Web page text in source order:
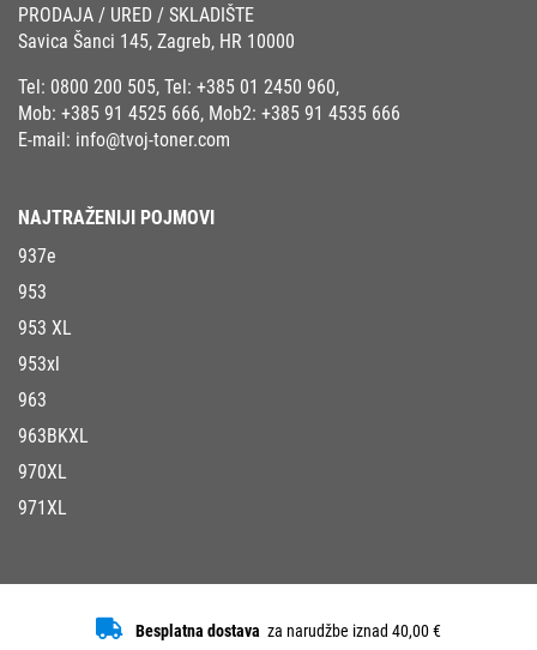
PRODAJA / URED / SKLADIŠTE
Savica Šanci 145, Zagreb, HR 10000
Tel: 0800 200 505, Tel: +385 01 2450 960,
Mob: +385 91 4525 666, Mob2: +385 91 4535 666
E-mail: info@tvoj-toner.com
NAJTRAŽENIJI POJMOVI
937e
953
953 XL
953xl
963
963BKXL
970XL
971XL
Besplatna dostava za narudžbe iznad 40,00 €